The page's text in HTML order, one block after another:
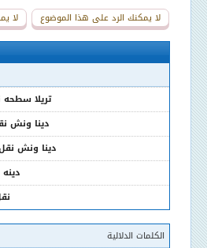
لا يمكنك الرد على هذا الموضوع لا
تريلا سطحه نقل
دينا ونش نقل
دينا ونش نقل
دينه
الكلمات الدلالية